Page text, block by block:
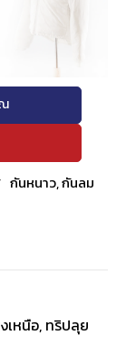
กันหนาว, กันลม
เหนือ, ทริปลุย